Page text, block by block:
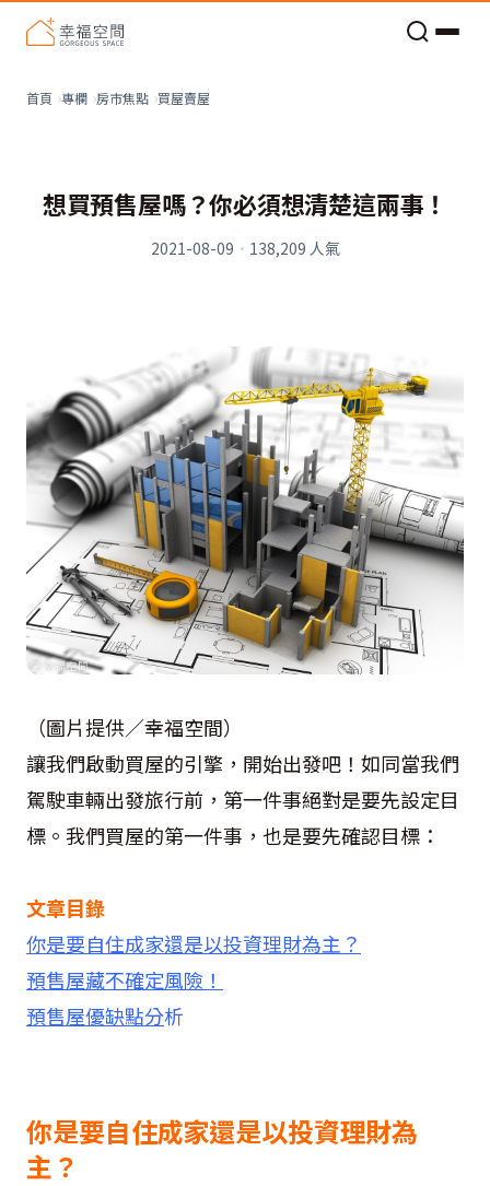
首頁 專欄 房市焦點 買屋賣屋
想買預售屋嗎？你必須想清楚這兩事！
2021-08-09 · 138,209 人氣
（圖片提供／幸福空間）
讓我們啟動買屋的引擎，開始出發吧！如同當我們
駕駛車輛出發旅行前，第一件事絕對是要先設定目
標。我們買屋的第一件事，也是要先確認目標：
文章目錄
你是要自住成家還是以投資理財為主？
預售屋藏不確定風險！
預售屋優缺點分析
你是要自住成家還是以投資理財為
主？